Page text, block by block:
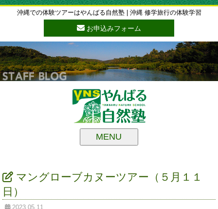
沖縄での体験ツアーはやんばる自然塾 | 沖縄 修学旅行の体験学習
お申込みフォーム
MENU
マングローブカヌーツアー（５月１１
日）
2023.05.11